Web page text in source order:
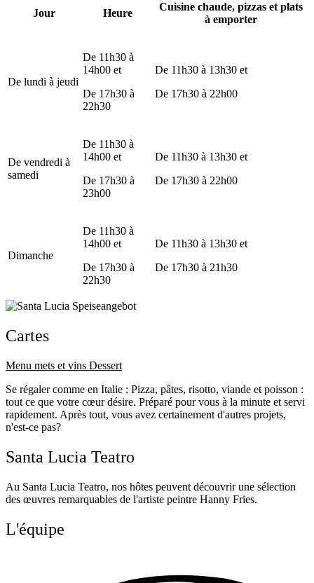
Jour Heure
Cuisine chaude, pizzas et plats
à emporter
De lundi à jeudi
De 11h30 à
14h00 et
De 17h30 à
22h30
De 11h30 à 13h30 et
De 17h30 à 22h00
De vendredi à
samedi
De 11h30 à
14h00 et
De 17h30 à
23h00
De 11h30 à 13h30 et
De 17h30 à 22h00
Dimanche
De 11h30 à
14h00 et
De 17h30 à
22h30
De 11h30 à 13h30 et
De 17h30 à 21h30
Cartes
Menu mets et vins Dessert
Se régaler comme en Italie : Pizza, pâtes, risotto, viande et poisson :
tout ce que votre cœur désire. Préparé pour vous à la minute et servi
rapidement. Après tout, vous avez certainement d'autres projets,
n'est-ce pas?
Santa Lucia Teatro
Au Santa Lucia Teatro, nos hôtes peuvent découvrir une sélection
des œuvres remarquables de l'artiste peintre Hanny Fries.
L'équipe